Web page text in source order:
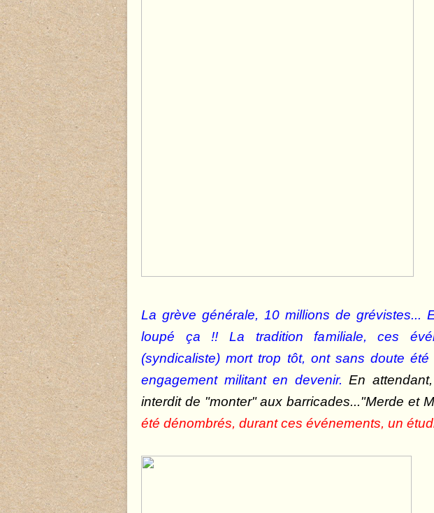
La grève générale, 10 millions de grévistes...
loupé ça !! La tradition familiale, ces
(syndicaliste) mort trop tôt, ont sans doute
engagement militant en devenir. En
interdit de "monter" aux barricades..."Merde et
été dénombrés, durant ces événements, un